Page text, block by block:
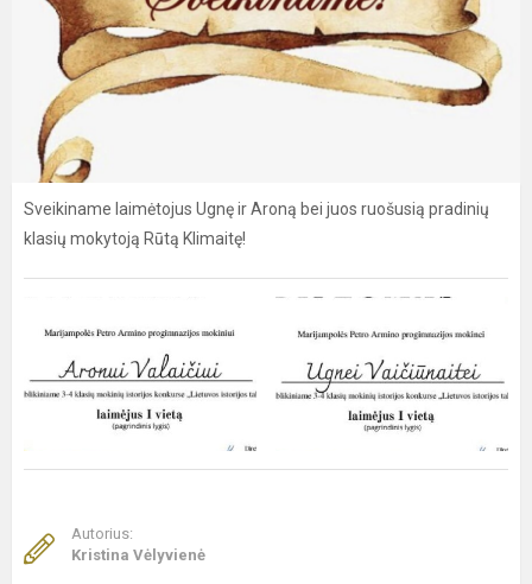
Sveikiname laimėtojus Ugnę ir Aroną bei juos ruošusią pradinių
klasių mokytoją Rūtą Klimaitę!
Autorius:
Kristina Vėlyvienė